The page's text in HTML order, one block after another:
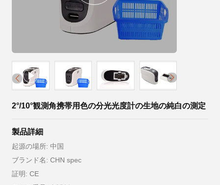
2°/10°観測角携帯用色の分光光度計の生地の純白の測定
製品詳細
起源の場所: 中国
ブランド名: CHN spec
証明: CE